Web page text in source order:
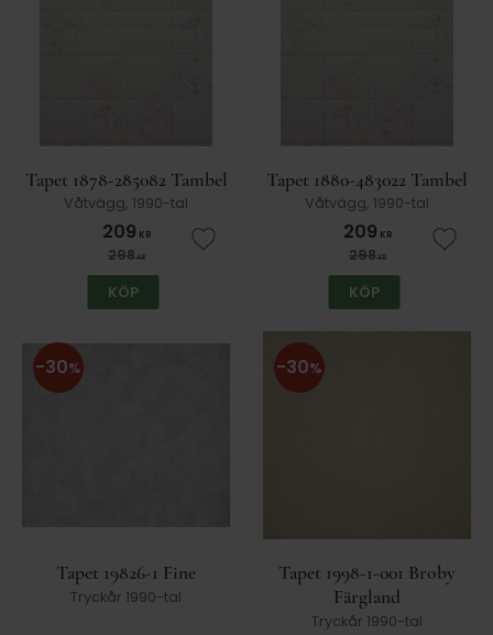
Tapet 1878-285082 Tambel
Våtvägg, 1990-tal
209 KR
298KR Lägg till i favoriter
KÖP
Tapet 1880-483022 Tambel
Våtvägg, 1990-tal
209 KR
298KR Lägg
KÖP
Tapet 19826-1 Fine
Tryckår 1990-tal
30%
Tapet 1998-1-001 Broby
Färgland
Tryckår 1990-tal
30%